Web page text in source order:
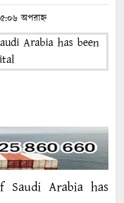
অপরাহ্ন
Saudi Arabia has